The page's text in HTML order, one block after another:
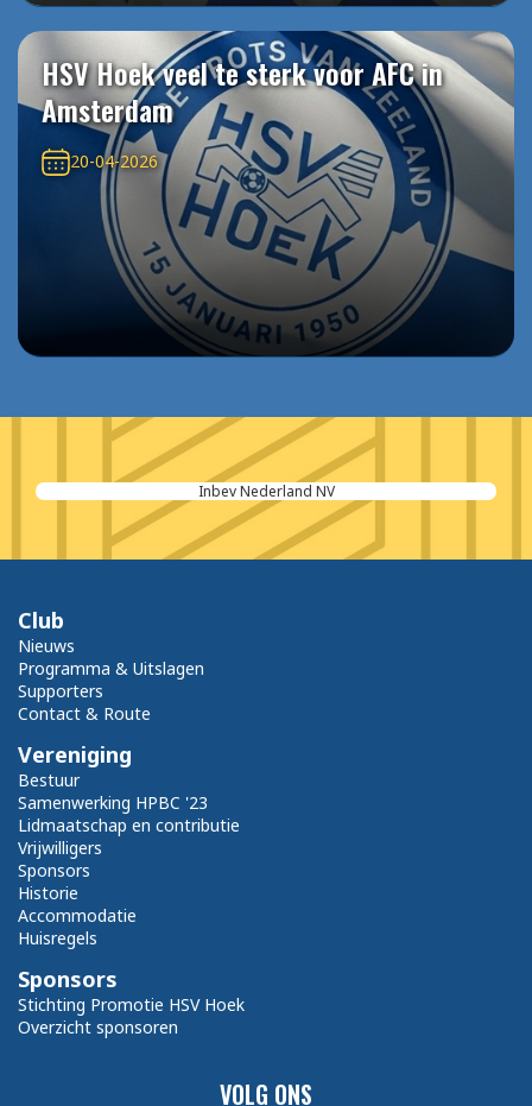
HSV Hoek veel te sterk voor AFC in
Amsterdam
20-04-2026
Inbev Nederland NV
VOLG ONS
Club
Nieuws
Programma & Uitslagen
Supporters
Contact & Route
Vereniging
Bestuur
Samenwerking HPBC '23
Lidmaatschap en contributie
Vrijwilligers
Sponsors
Historie
Accommodatie
Huisregels
Sponsors
Stichting Promotie HSV Hoek
Overzicht sponsoren